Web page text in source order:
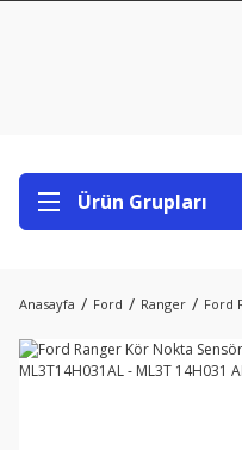
Ürün Grupları
Anasayfa Ford Ranger Ford